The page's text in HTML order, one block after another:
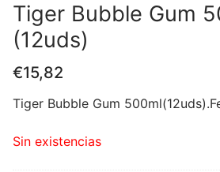
Tiger Bubble Gum
(12uds)
€15,82
Tiger Bubble Gum
Sin existencias